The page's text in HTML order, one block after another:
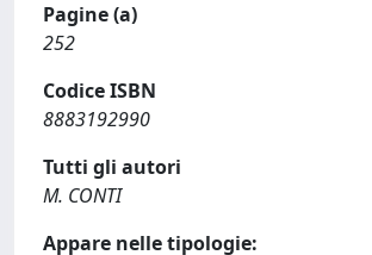
Pagine (a)
252
Codice ISBN
8883192990
Tutti gli autori
M. CONTI
Appare nelle tipologie: